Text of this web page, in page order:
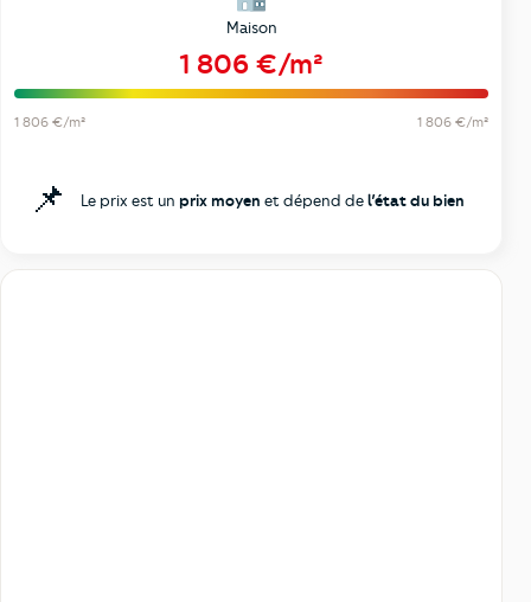
Maison
1 806 €/m²
1 806 €/m² 1 806 €/m²
📌 Le prix est un prix moyen et dépend del’état du bien